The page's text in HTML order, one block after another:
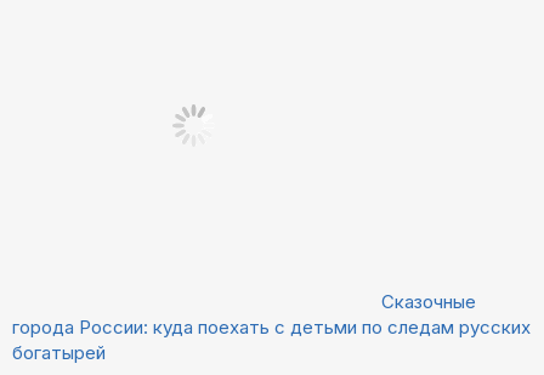
Сказочные
города России: куда поехать с детьми по следам русских
богатырей